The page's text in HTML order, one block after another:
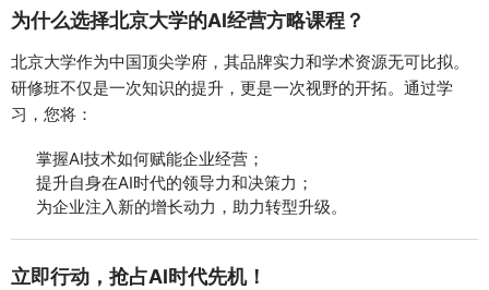
为什么选择北京大学的AI经营方略课程？
北京大学作为中国顶尖学府，其品牌实力和学术资源无可比拟。
研修班不仅是一次知识的提升，更是一次视野的开拓。通过学
习，您将：
掌握AI技术如何赋能企业经营；
提升自身在AI时代的领导力和决策力；
为企业注入新的增长动力，助力转型升级。
立即行动，抢占AI时代先机！